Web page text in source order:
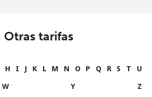
Otras tarifas
H I J K L M N O P Q R S T
U
W Y Z